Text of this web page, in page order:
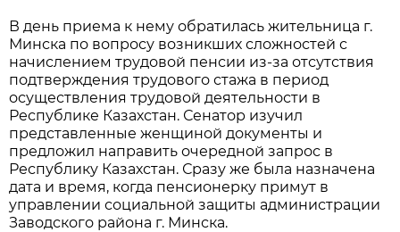
В день приема к нему обратилась жительница г.
Минска по вопросу возникших сложностей с
начислением трудовой пенсии из-за отсутствия
подтверждения трудового стажа в период
осуществления трудовой деятельности в
Республике Казахстан. Сенатор изучил
представленные женщиной документы и
предложил направить очередной запрос в
Республику Казахстан. Сразу же была назначена
дата и время, когда пенсионерку примут в
управлении социальной защиты администрации
Заводского района г. Минска.